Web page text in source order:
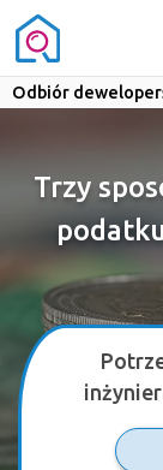
Odbiór
Trzy